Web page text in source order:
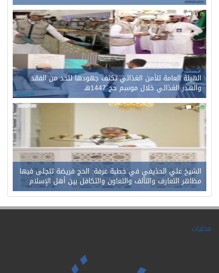
73
0
الهيئة العامة للأمن الغذائي تكثف جهودها للحد من الفقد
والهدر الغذائي خلال موسم حج 1447هـ
78
0
الشيخ علي الحذيفي في خطبة عرفة: الحج فريضة تتجلى فيها
مظاهر التعارف والتآلف والتعاون والتكافل بين أهل الإسلام
محليات